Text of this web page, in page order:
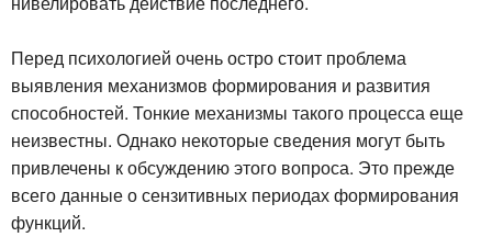
Перед психологией очень остро стоит проблема
выявления механизмов формирования и развития
способностей. Тонкие механизмы такого процесса еще
неизвестны. Однако некоторые сведения могут быть
привлечены к обсуждению этого вопроса. Это прежде
всего данные о сензитивных периодах формирования
функций.